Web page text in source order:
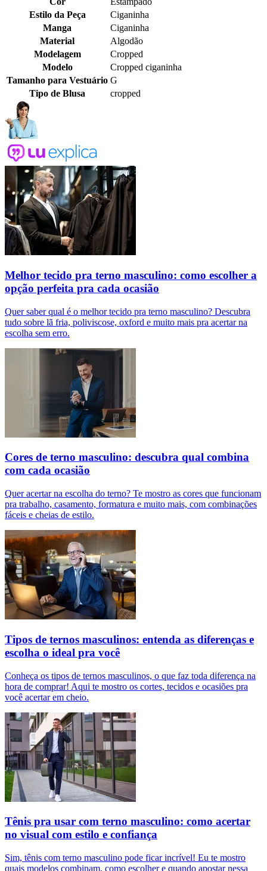
Estilo da Peça
Ciganinha
Manga
Ciganinha
Material
Algodão
Modelagem
Cropped
Modelo
Cropped ciganinha
Tamanho para Vestuário G
Tipo de Blusa
cropped
Melhor tecido pra terno masculino: como escolher a
opção perfeita pra cada ocasião
Quer saber qual é o melhor tecido pra terno masculino? Descubra
tudo sobre lã fria, poliviscose, oxford e muito mais pra acertar na
escolha sem erro.
Cores de terno masculino: descubra qual combina
com cada ocasião
Quer acertar na escolha do terno? Te mostro as cores que funcionam
pra trabalho, casamento, formatura e muito mais, com combinações
fáceis e cheias de estilo.
Tipos de ternos masculinos: entenda as diferenças e
escolha o ideal pra você
Conheça os tipos de ternos masculinos, o que faz toda diferença na
hora de comprar! Aqui te mostro os cortes, tecidos e ocasiões pra
você acertar em cheio.
Tênis pra usar com terno masculino: como acertar
no visual com estilo e confiança
Sim, tênis com terno masculino pode ficar incrível! Eu te mostro
quais modelos combinam, como escolher e quando apostar nessa